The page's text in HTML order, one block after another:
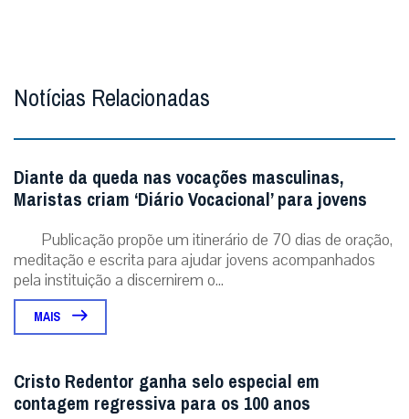
contagem regressiva para os 100 anos
Selo ‘Rumo aos 100 Anos’ abre a contagem
celebrado em outubro de 2031. Rio de Janeiro (31/07/...
MAIS
ÚLTIMAS NOTÍCIAS